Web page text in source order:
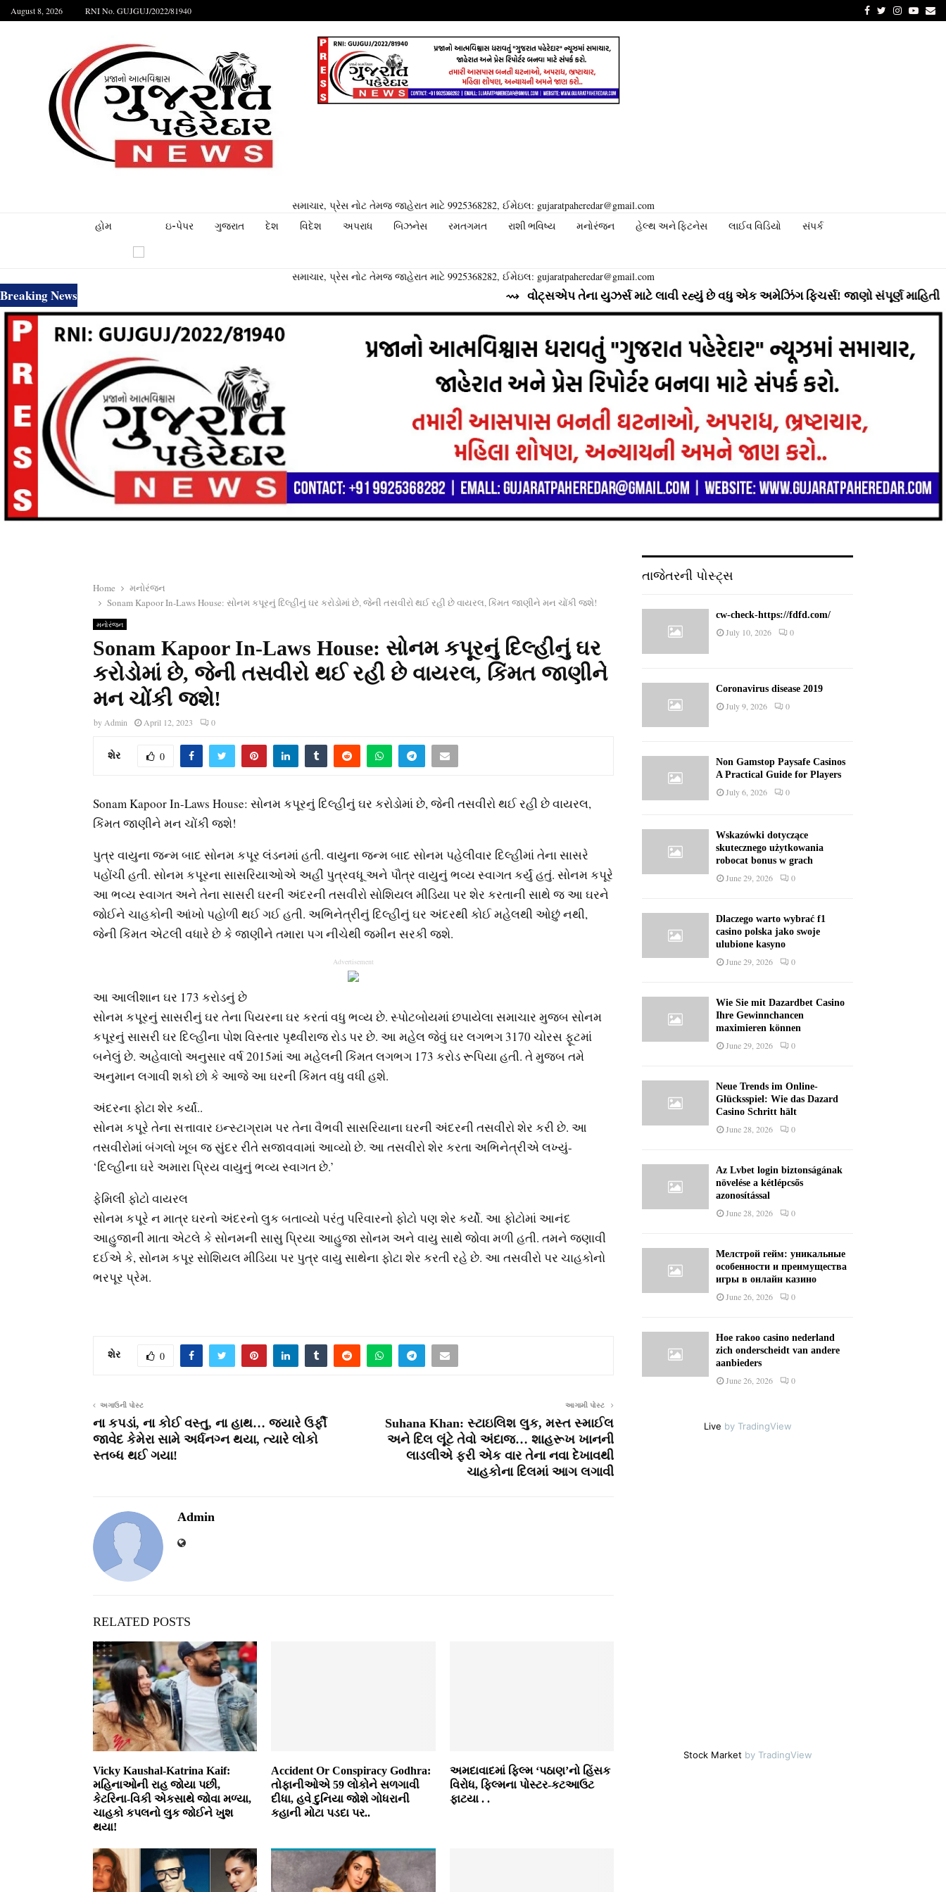
August 8, 2026 RNI No. GUJGUJ/2022/81940 FacebookTwitter
Instagram
સમાચાર, પ્રેસ નોટ તેમજ જાહેરાત માટે 9925368282, ઈમેઇલ: gujaratpaheredar@gmail.com
હોમ ઇ-પેપર ગુજરાત દેશ વિદેશ અપરાધ બિઝનેસ રમતગમત રાશી ભવિષ્ય મનોરંજન હેલ્થ અને ફિટનેસ લાઈવ વિડિયો સંપર્ક
સમાચાર, પ્રેસ નોટ તેમજ જાહેરાત માટે 9925368282, ઈમેઇલ: gujaratpaheredar@gmail.com
Breaking News ⇝ વોટ્સએપ તેના યુઝર્સ માટે લાવી રહ્યું છે વધુ એક અમેઝિંગ ફિચર્સ! જાણો સંપૂર્ણ માહિતી ⇝
Home
મનોરંજન
Sonam Kapoor In-Laws House: સોનમ કપૂરનું દિલ્હીનું ઘર કરોડોમાં છે, જેની તસવીરો થઈ રહી છે વાયરલ, કિંમત જાણીને મન ચોંકી જશે!
મનોરંજન
Sonam Kapoor In-Laws House: સોનમ કપૂરનું દિલ્હીનું ઘર
કરોડોમાં છે, જેની તસવીરો થઈ રહી છે વાયરલ, કિંમત જાણીને
મન ચોંકી જશે!
byAdmin April 12, 2023 0
શેર 0
Sonam Kapoor In-Laws House: સોનમ કપૂરનું દિલ્હીનું ઘર કરોડોમાં છે, જેની તસવીરો થઈ રહી છે વાયરલ,
કિંમત જાણીને મન ચોંકી જશે!
પુત્ર વાયુના જન્મ બાદ સોનમ કપૂર લંડનમાં હતી. વાયુના જન્મ બાદ સોનમ પહેલીવાર દિલ્હીમાં તેના સાસરે
પહોંચી હતી. સોનમ કપૂરના સાસરિયાઓએ અહીં પુત્રવધૂ અને પૌત્ર વાયુનું ભવ્ય સ્વાગત કર્યું હતું. સોનમ કપૂરે
આ ભવ્ય સ્વાગત અને તેના સાસરી ઘરની અંદરની તસવીરો સોશિયલ મીડિયા પર શેર કરતાની સાથે જ આ ઘરને
જોઈને ચાહકોની આંખો પહોળી થઈ ગઈ હતી. અભિનેત્રીનું દિલ્હીનું ઘર અંદરથી કોઈ મહેલથી ઓછું નથી,
જેની કિંમત એટલી વધારે છે કે જાણીને તમારા પગ નીચેથી જમીન સરકી જશે.
Advertisement
આ આલીશાન ઘર 173 કરોડનું છે
સોનમ કપૂરનું સાસરીનું ઘર તેના પિયરના ઘર કરતાં વધુ ભવ્ય છે. સ્પોટબોયમાં છપાયેલા સમાચાર મુજબ સોનમ
કપૂરનું સાસરી ઘર દિલ્હીના પોશ વિસ્તાર પૃથ્વીરાજ રોડ પર છે. આ મહેલ જેવું ઘર લગભગ 3170 ચોરસ ફૂટમાં
બનેલું છે. અહેવાલો અનુસાર વર્ષ 2015માં આ મહેલની કિંમત લગભગ 173 કરોડ રૂપિયા હતી. તે મુજબ તમે
અનુમાન લગાવી શકો છો કે આજે આ ઘરની કિંમત વધુ વધી હશે.
અંદરના ફોટા શેર કર્યાં..
સોનમ કપૂરે તેના સત્તાવાર ઇન્સ્ટાગ્રામ પર તેના વૈભવી સાસરિયાના ઘરની અંદરની તસવીરો શેર કરી છે. આ
તસવીરોમાં બંગલો ખૂબ જ સુંદર રીતે સજાવવામાં આવ્યો છે. આ તસવીરો શેર કરતા અભિનેત્રીએ લખ્યું-
‘દિલ્હીના ઘરે અમારા પ્રિય વાયુનું ભવ્ય સ્વાગત છે.’
ફેમિલી ફોટો વાયરલ
સોનમ કપૂરે ન માત્ર ઘરનો અંદરનો લુક બતાવ્યો પરંતુ પરિવારનો ફોટો પણ શેર કર્યો. આ ફોટોમાં આનંદ
આહુજાની માતા એટલે કે સોનમની સાસુ પ્રિયા આહુજા સોનમ અને વાયુ સાથે જોવા મળી હતી. તમને જણાવી
દઈએ કે, સોનમ કપૂર સોશિયલ મીડિયા પર પુત્ર વાયુ સાથેના ફોટા શેર કરતી રહે છે. આ તસવીરો પર ચાહકોનો
ભરપૂર પ્રેમ.
શેર 0
અગાઉની પોસ્ટ
ના કપડાં, ના કોઈ વસ્તુ, ના હાથ… જ્યારે ઉર્ફી
જાવેદ કેમેરા સામે અર્ધનગ્ન થયા, ત્યારે લોકો
સ્તબ્ધ થઈ ગયા!
આગામી પોસ્ટ
Suhana Khan: સ્ટાઇલિશ લુક, મસ્ત સ્માઈલ
અને દિલ લૂંટે તેવો અંદાજ… શાહરૂખ ખાનની
લાડલીએ ફરી એક વાર તેના નવા દેખાવથી
ચાહકોના દિલમાં આગ લગાવી
Admin
RELATED POSTS
Vicky Kaushal-Katrina Kaif:
મહિનાઓની રાહ જોયા પછી,
કેટરિના-વિકી એકસાથે જોવા મળ્યા,
ચાહકો કપલનો લુક જોઈને ખુશ
થયા!
Accident Or Conspiracy Godhra:
તોફાનીઓએ 59 લોકોને સળગાવી
દીધા, હવે દુનિયા જોશે ગોધરાની
કહાની મોટા પડદા પર..
અમદાવાદમાં ફિલ્મ ‘પઠાણ’નો હિંસક
વિરોધ, ફિલ્મના પોસ્ટર-કટઆઉટ
ફાટયા . .
તાજેતરની પોસ્ટ્સ
cw-check-https://fdfd.com/
July 10, 2026 0
Coronavirus disease 2019
July 9, 2026 0
Non Gamstop Paysafe Casinos
A Practical Guide for Players
July 6, 2026 0
Wskazówki dotyczące
skutecznego użytkowania
robocat bonus w grach
June 29, 2026 0
Dlaczego warto wybrać f1
casino polska jako swoje
ulubione kasyno
June 29, 2026 0
Wie Sie mit Dazardbet Casino
Ihre Gewinnchancen
maximieren können
June 29, 2026 0
Neue Trends im Online-
Glücksspiel: Wie das Dazard
Casino Schritt hält
June 28, 2026 0
Az Lvbet login biztonságának
növelése a kétlépcsős
azonosítással
June 28, 2026 0
Мелстрой гейм: уникальные
особенности и преимущества
игры в онлайн казино
June 26, 2026 0
Hoe rakoo casino nederland
zich onderscheidt van andere
aanbieders
June 26, 2026 0
Live by TradingView
Stock Marketby TradingView